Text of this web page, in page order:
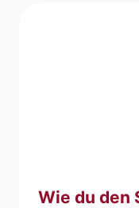
Wie du den